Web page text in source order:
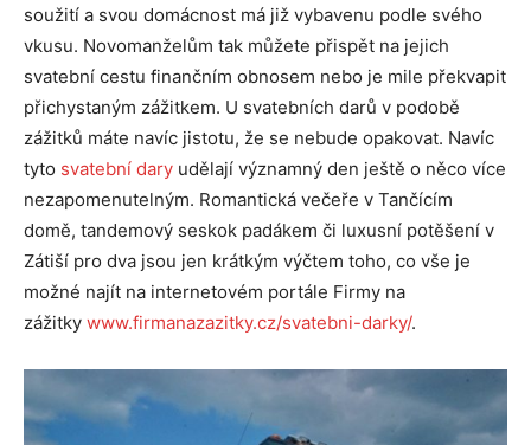
soužití a svou domácnost má již vybavenu podle svého
vkusu. Novomanželům tak můžete přispět na jejich
svatební cestu finančním obnosem nebo je mile překvapit
přichystaným zážitkem. U svatebních darů v podobě
zážitků máte navíc jistotu, že se nebude opakovat. Navíc
tyto svatební dary udělají významný den ještě o něco více
nezapomenutelným. Romantická večeře v Tančícím
domě, tandemový seskok padákem či luxusní potěšení v
Zátiší pro dva jsou jen krátkým výčtem toho, co vše je
možné najít na internetovém portále Firmy na
zážitky www.firmanazazitky.cz/svatebni-darky/.